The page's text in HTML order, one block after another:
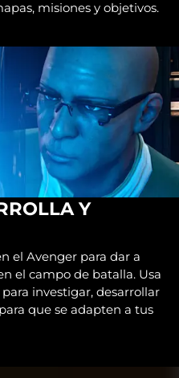
misiones y objetivos.
Y
el Avenger para dar a
el campo de batalla. Usa
investigar, desarrollar
que se adapten a tus